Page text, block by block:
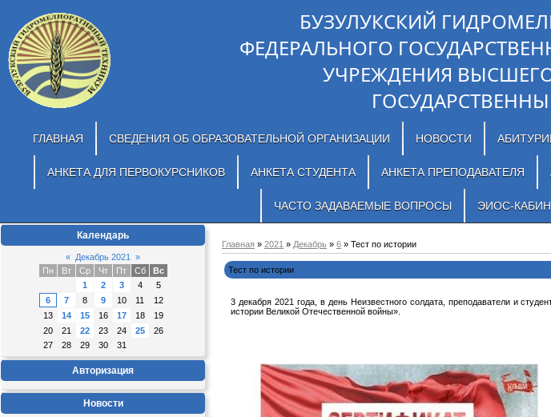
БУЗУЛУКСКИЙ
ФЕДЕРАЛЬНОГО
УЧРЕЖДЕНИЯ
ГЛАВНАЯ СВЕДЕНИЯ ОБ ОБРАЗОВАТЕЛЬНОЙ ОРГАНИЗАЦИИ НОВОСТИ
АНКЕТА ДЛЯ ПЕРВОКУРСНИКОВ АНКЕТА СТУДЕНТА АНКЕТА ПРЕПОДАВАТЕЛЯ
ЧАСТО ЗАДАВАЕМЫЕ ВОПРОСЫ ЭИОС-
Календарь
« Декабрь 2021
»
Пн
Вт Ср Чт Пт Сб
Вс
1
2 3 4
5
6
7 8 9 10 11
12
13
14 15 16 17 18
19
20
21 22 23 24 25
26
27
28 29 30 31
Авторизация
Новости
Главная » 2021 » Декабрь » 6 » Тест по истории
Тест по истории
3 декабря 2021 года, в день Неизвестного солдата, преподаватели и
истории Великой Отечественной войны».